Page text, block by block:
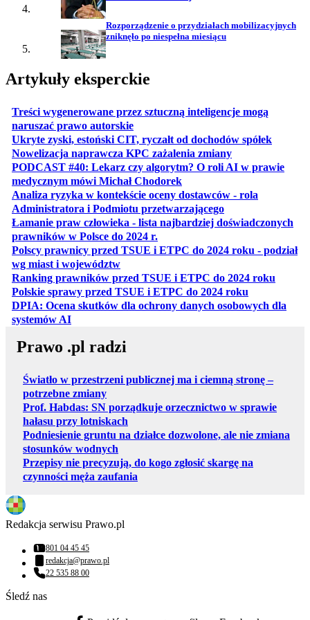
Rozporządzenie o przydziałach mobilizacyjnych
zniknęło po niespełna miesiącu
Artykuły eksperckie
Treści wygenerowane przez sztuczną inteligencje mogą
naruszać prawo autorskieotwiera się w nowej karcie
Ukryte zyski, estoński CIT, ryczałt od dochodów spółekotwiera
Nowelizacja naprawcza KPC zażalenia zmianyotwiera się w
PODCAST #40: Lekarz czy algorytm? O roli AI w prawie
medycznym mówi Michał Chodorekotwiera się w nowej karcie
Analiza ryzyka w kontekście oceny dostawców - rola
Administratora i Podmiotu przetwarzającegootwiera się w
Łamanie praw człowieka - lista najbardziej doświadczonych
prawników w Polsce do 2024 r.
Polscy prawnicy przed TSUE i ETPC do 2024 roku - podział
wg miast i województwotwiera się w nowej karcie
Ranking prawników przed TSUE i ETPC do 2024 roku
Polskie sprawy przed TSUE i ETPC do 2024 roku
DPIA: Ocena skutków dla ochrony danych osobowych dla
systemów AIotwiera się w nowej karcie
Prawo .pl radzi
Światło w przestrzeni publicznej ma i ciemną stronę –
potrzebne zmiany
Prof. Habdas: SN porządkuje orzecznictwo w sprawie
hałasu przy lotniskach
Podniesienie gruntu na działce dozwolone, ale nie zmiana
stosunków wodnych
Przepisy nie precyzują, do kogo zgłosić skargę na
czynności męża zaufania
Redakcja serwisu Prawo.pl
Numer telefonu:
801 04 45 45
Adres email:
redakcja@prawo.pl
Numer telefonu:
22 535 88 00
Śledź nas